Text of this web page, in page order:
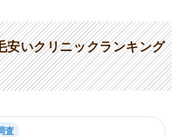
安いクリニックランキング
査